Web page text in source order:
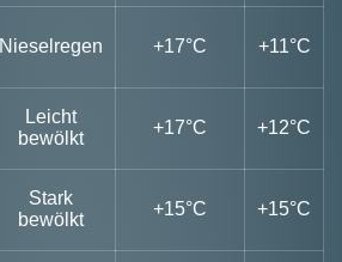
Nieselregen +17°C +11°C
Leicht
bewölkt
+17°C +12°C
Stark
bewölkt
+15°C +15°C